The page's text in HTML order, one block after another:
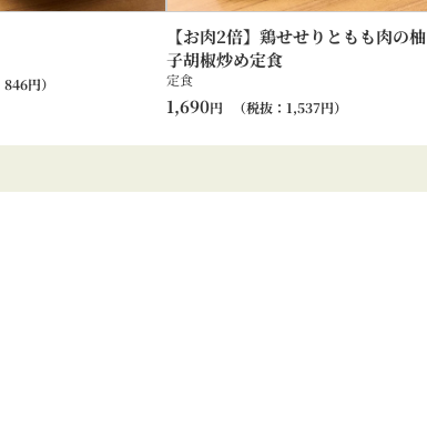
846円）
【お肉2倍】鶏せせりともも肉の柚
子胡椒炒め定食
定食
1,690円 （税抜： 1,537円）